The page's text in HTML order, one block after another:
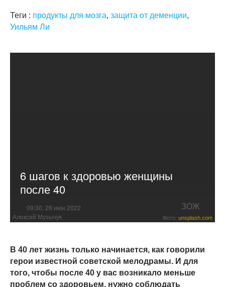
Теги : продукты для мозга, защита от деменции,
Уильям Ли
6 шагов к здоровью женщины
после 40
09:30, 28 июн 2022 ЗОЖ
Алексей Музычук Фото: unsplash.com
В 40 лет жизнь только начинается, как говорили
герои известной советской мелодрамы. И для
того, чтобы после 40 у вас возникало меньше
проблем со здоровьем, нужно соблюдать